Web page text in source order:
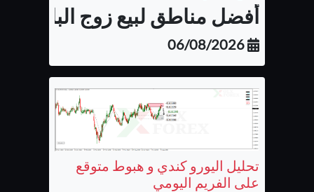
أفضل مناطق لبيع زوج الباوند
06/08/2026
تحليل اليورو كندي و هبوط متوقع
على الفريم اليومي